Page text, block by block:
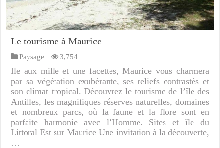
Le tourisme à Maurice
Paysage 3,754
Ile aux mille et une facettes, Maurice vous charmera
par sa végétation exubérante, ses reliefs contrastés et
son climat tropical. Découvrez le tourisme de l’île des
Antilles, les magnifiques réserves naturelles, domaines
et nombreux parcs, où la faune et la flore sont en
parfaite harmonie avec l’Homme. Sites et île du
Littoral Est sur Maurice Une invitation à la découverte,
…